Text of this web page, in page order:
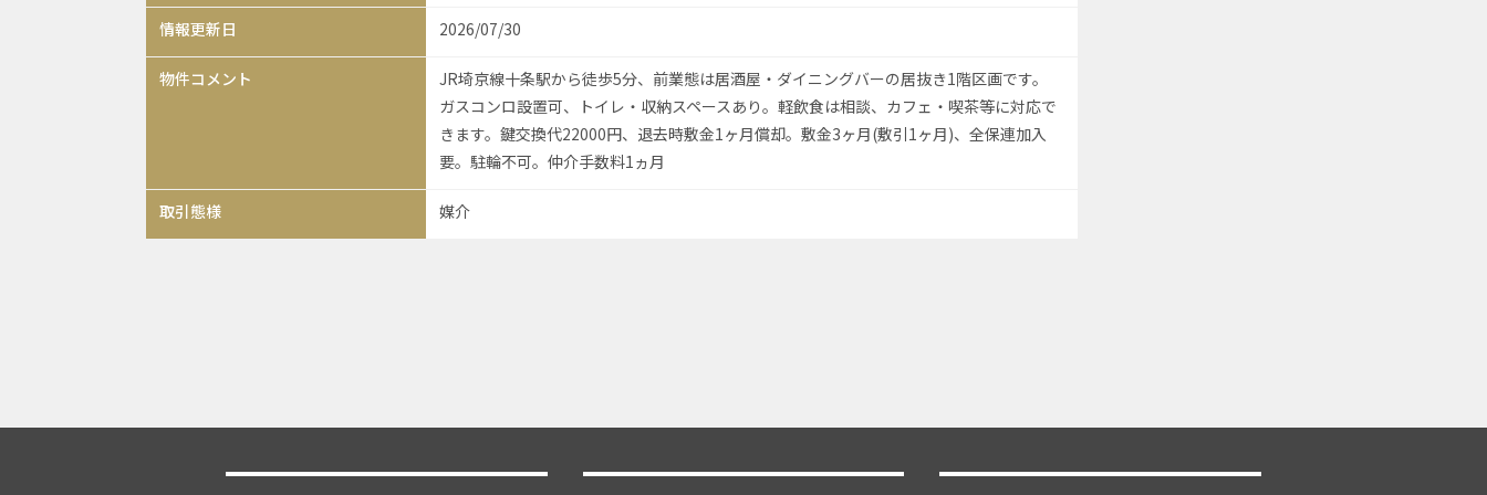
情報更新日 2026/07/30
物件コメント
JR埼京線十条駅から徒歩5分、前業態は居酒屋・ダイニングバーの居抜き1階区画です。
ガスコンロ設置可、トイレ・収納スペースあり。軽飲食は相談、カフェ・喫茶等に対応で
きます。鍵交換代22000円、退去時敷金1ヶ月償却。敷金3ヶ月(敷引1ヶ月)、全保連加入
要。駐輪不可。仲介手数料1ヵ月
取引態様 媒介